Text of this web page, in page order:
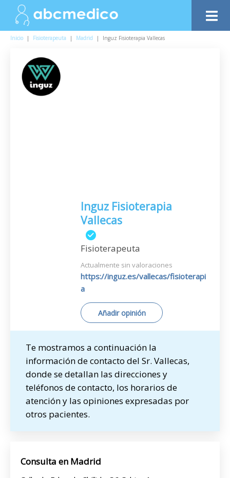
Inicio | Fisioterapeuta | Madrid | Inguz Fisioterapia Vallecas
Inguz Fisioterapia
Vallecas
Fisioterapeuta
Actualmente sin valoraciones
https://inguz.es/vallecas/fisioterapi
a
Añadir opinión
Te mostramos a continuación la
información de contacto del Sr. Vallecas,
donde se detallan las direcciones y
teléfonos de contacto, los horarios de
atención y las opiniones expresadas por
otros pacientes.
Consulta en Madrid